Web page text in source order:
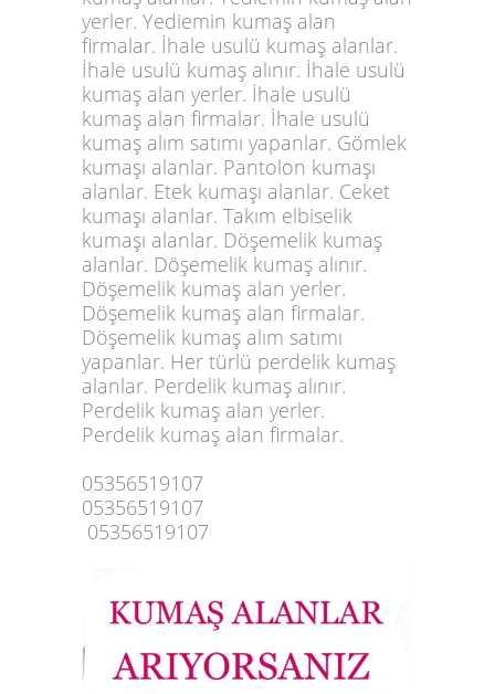
yerler. Yediemin kumaş alan
firmalar. İhale usulü kumaş alanlar.
İhale usulü kumaş alınır. İhale usulü
kumaş alan yerler. İhale usulü
kumaş alan firmalar. İhale usulü
kumaş alım satımı yapanlar. Gömlek
kumaşı alanlar. Pantolon kumaşı
alanlar. Etek kumaşı alanlar. Ceket
kumaşı alanlar. Takım elbiselik
kumaşı alanlar. Döşemelik kumaş
alanlar. Döşemelik kumaş alınır.
Döşemelik kumaş alan yerler.
Döşemelik kumaş alan firmalar.
Döşemelik kumaş alım satımı
yapanlar. Her türlü perdelik kumaş
alanlar. Perdelik kumaş alınır.
Perdelik kumaş alan yerler.
Perdelik kumaş alan firmalar.
05356519107
05356519107
05356519107